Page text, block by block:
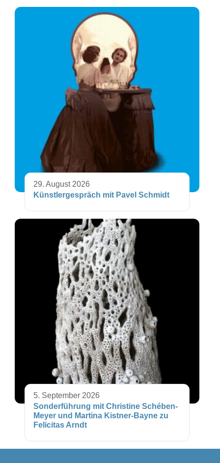
29. August 2026
Künstlergespräch mit Pavel Schmidt
5. September 2026
Sonderführung mit Christine Schében-
Meyer und Martina Kistner-Bayne zu
Felicitas Arndt